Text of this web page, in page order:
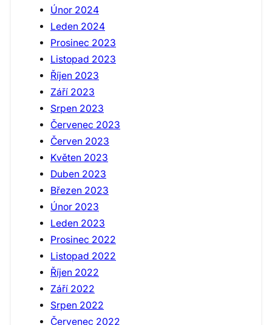
Únor 2024
Leden 2024
Prosinec 2023
Listopad 2023
Říjen 2023
Září 2023
Srpen 2023
Červenec 2023
Červen 2023
Květen 2023
Duben 2023
Březen 2023
Únor 2023
Leden 2023
Prosinec 2022
Listopad 2022
Říjen 2022
Září 2022
Srpen 2022
Červenec 2022